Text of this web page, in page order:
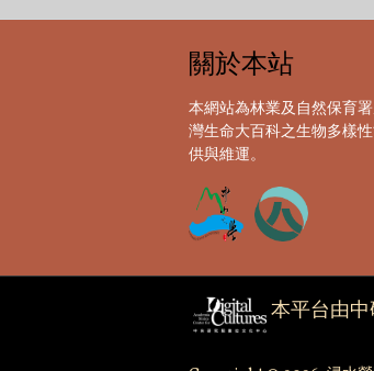
關於本站
本網站為林業及自然保育
灣生命大百科之生物多樣
供與維運。
本平台由